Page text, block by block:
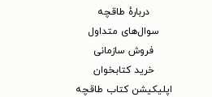
دربارهٔ طاقچه
سوال‌های متداول
فروش سازمانی
خرید کتابخوان
اپلیکیشن کتاب طاقچه